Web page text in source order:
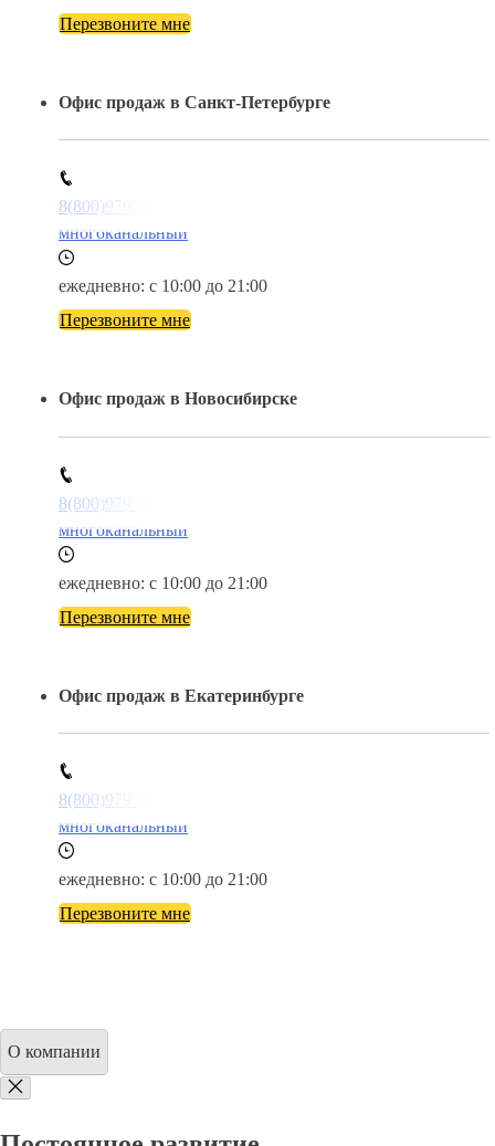
Перезвоните мне
Офис продаж в Санкт-Петербурге
8(800)9797043
многоканальный
ежедневно: с 10:00 до 21:00
Перезвоните мне
Офис продаж в Новосибирске
8(800)9797043
многоканальный
ежедневно: с 10:00 до 21:00
Перезвоните мне
Офис продаж в Екатеринбурге
8(800)9797043
многоканальный
ежедневно: с 10:00 до 21:00
Перезвоните мне
О компании